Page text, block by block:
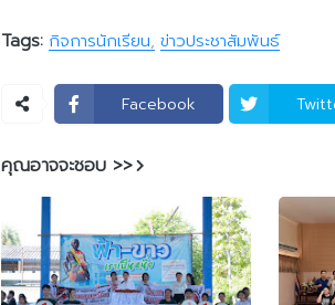
Tags: กิจการนักเรียน ข่าวประชาสัมพันธ์
Facebook
คุณอาจจะชอบ >>